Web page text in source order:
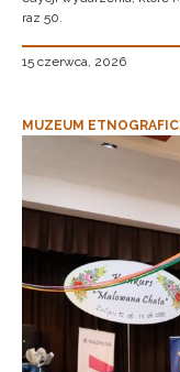
raz 50.
15 czerwca, 2026
MUZEUM